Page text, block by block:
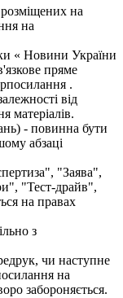
на
на
« Новини України
пряме
.
від
матеріалів.
- повинна бути
абзаці
"Заява",
"Тест-драйв",
на правах
з
чи наступне
на
забороняється.